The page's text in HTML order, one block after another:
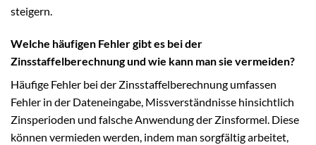
steigern.
Welche häufigen Fehler gibt es bei der
Zinsstaffelberechnung und wie kann man sie vermeiden?
Häufige Fehler bei der Zinsstaffelberechnung umfassen
Fehler in der Dateneingabe, Missverständnisse hinsichtlich
Zinsperioden und falsche Anwendung der Zinsformel. Diese
können vermieden werden, indem man sorgfältig arbeitet,